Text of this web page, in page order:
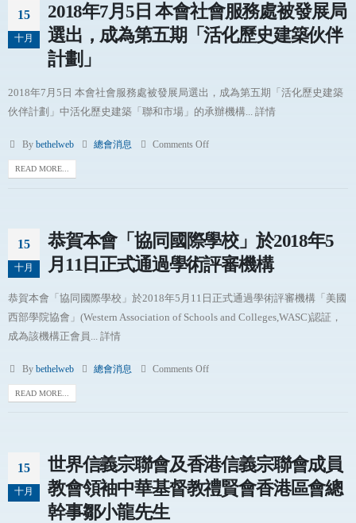
15
十月
2018年7月5日 本會社會服務處被發展局
選出，成為第五期「活化歷史建築伙伴
計劃」
2018年7月5日 本會社會服務處被發展局選出，成為第五期「活化歷史建築
伙伴計劃」中活化歷史建築「聯和市場」的承辦機構... 詳情
By bethelweb 總會消息 Comments Off
READ MORE...
15
十月
恭賀本會「協同國際學校」於2018年5
月11日正式通過學術評審機構
恭賀本會「協同國際學校」於2018年5月11日正式通過學術評審機構「美國
西部學院協會」(Western Association of Schools and Colleges,WASC)認証，
成為該機構正會員... 詳情
By bethelweb 總會消息 Comments Off
READ MORE...
15
十月
世界信義宗聯會及香港信義宗聯會成員
教會領袖中華基督教禮賢會香港區會總
幹事鄒小龍先生